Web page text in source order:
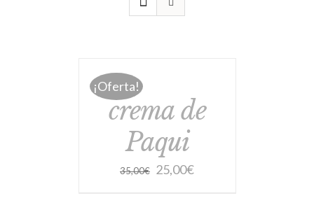
¡Oferta!
crema de
Paqui
35,00€ 25,00€